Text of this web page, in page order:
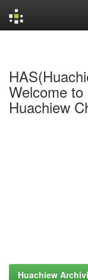
Welcome
Huachiew
Huachiew